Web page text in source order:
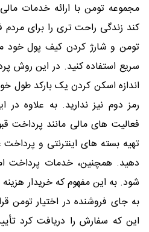
مجموعه تومن با ارائه خدمات
کند زندگی راحت تری را برای مردم
تومن و شارژ کردن کیف پول خود
سریع استفاده کنید. در این روش
اندازه اسکن کردن یک بارکد طول
رمز دوم نیز ندارید. به علاوه در
فعالیت های مالی مانند پرداخت
تهیه بسته های اینترنتی و پرداخت
دهید. همچنین، خدمات پرداخت
شود. به این مفهوم که خریدار
به جای فروشنده در اختیار تومن
این که سفارش را دریافت کرد